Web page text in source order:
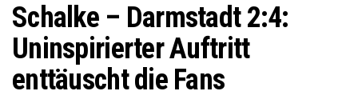
Schalke – Darmstadt 2:4:
Uninspirierter Auftritt
enttäuscht die Fans